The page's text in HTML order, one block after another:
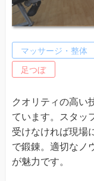
マッサージ・整体
足つぼ
クオリティの高い
ています。スタッ
受けなければ現場
で鍛錬。適切なノ
が魅力です。